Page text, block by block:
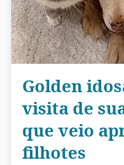
Golden
visita de
que veio
filhotes